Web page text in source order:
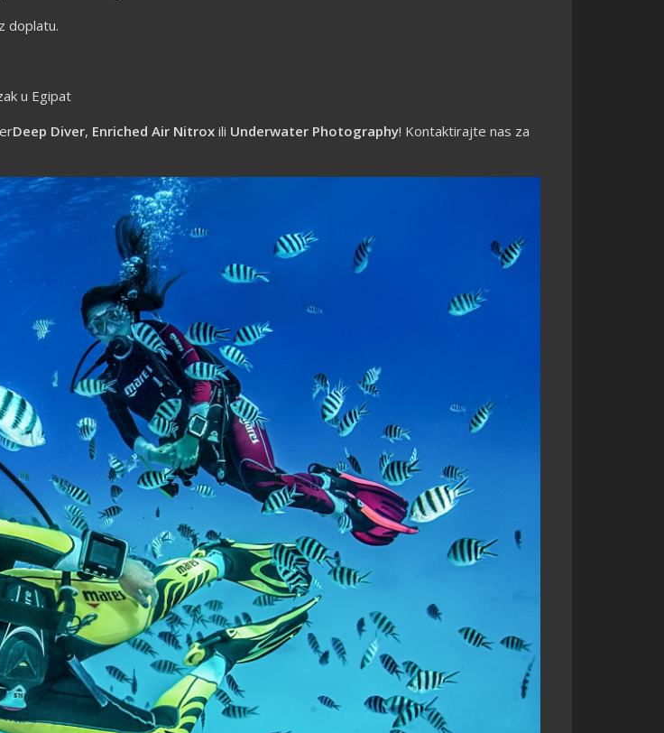
doplatu.
u Egipat
Deep Diver, Enriched Air Nitrox ili Underwater Photography! Kontaktirajte nas za